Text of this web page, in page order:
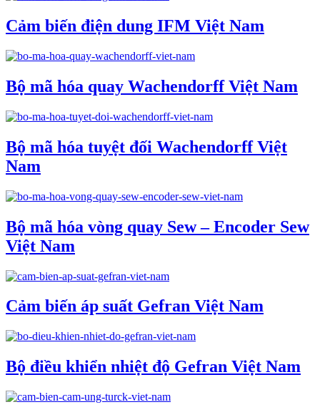
Cảm biến điện dung IFM Việt Nam
Bộ mã hóa quay Wachendorff Việt Nam
Bộ mã hóa tuyệt đối Wachendorff Việt
Nam
Bộ mã hóa vòng quay Sew – Encoder Sew
Việt Nam
Cảm biến áp suất Gefran Việt Nam
Bộ điều khiển nhiệt độ Gefran Việt Nam